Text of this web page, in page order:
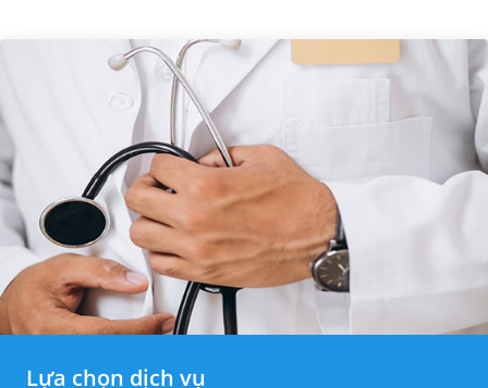
Lựa chọn dịch vụ